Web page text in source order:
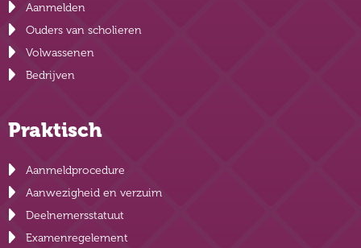
Aanmelden
Ouders van scholieren
Volwassenen
Bedrijven
Praktisch
Aanmeldprocedure
Aanwezigheid en verzuim
Deelnemersstatuut
Examenregelement